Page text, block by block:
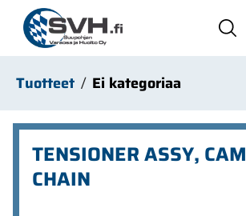
Siirry pääsisältöön
Tuotteet Ei kategoriaa
TENSIONER ASSY, CAM
CHAIN